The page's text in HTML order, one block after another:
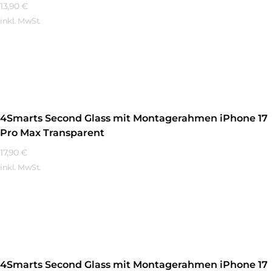
13,90 €
inkl. MwSt.
4Smarts Second Glass mit Montagerahmen iPhone 17
Pro Max Transparent
17,90 €
inkl. MwSt.
4Smarts Second Glass mit Montagerahmen iPhone 17